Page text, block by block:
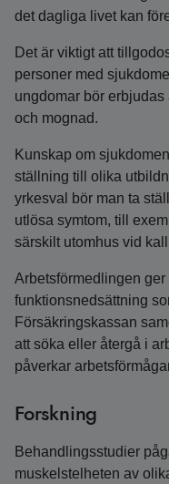
det dagliga livet kan
Det är viktigt att
personer med
ungdomar bör
och mognad.
Kunskap om
ställning till olika
yrkesval bör man ta
utlösa symtom, till
särskilt utomhus vid
Arbetsförmedlingen
funktionsnedsättning
Försäkringskassan
att söka eller återgå i
påverkar
Forskning
Behandlingsstudier
muskelstelheten av